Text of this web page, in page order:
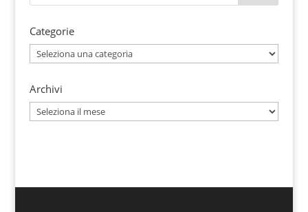
Categorie
Categorie
Archivi
Archivi